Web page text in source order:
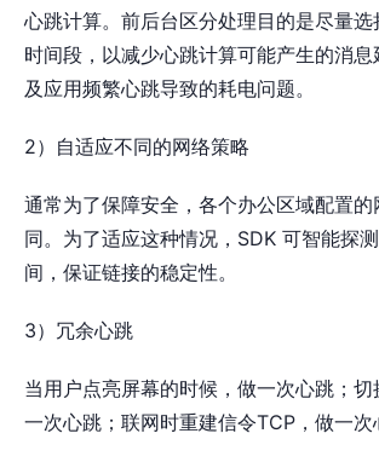
心跳计算。前后台区分处理目的是尽量
时间段，以减少心跳计算可能产生的消息
及应用频繁心跳导致的耗电问题。
2）自适应不同的网络策略
通常为了保障安全，各个办公区域配置
同。为了适应这种情况，SDK 可智能探
间，保证链接的稳定性。
3）冗余心跳
当用户点亮屏幕的时候，做一次心跳；
一次心跳；联网时重建信令TCP，做一次